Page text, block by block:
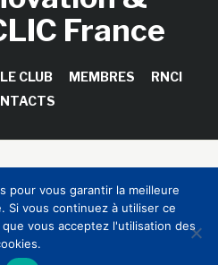
France
LE CLUB MEMBRES
RNCI
Conseils
pour vous garantir la meilleure
Si vous continuez à utiliser ce
vous acceptez l'utilisation des